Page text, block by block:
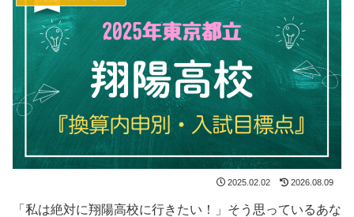
2025.02.02 2026.08.09
「私は絶対に翔陽高校に行きたい！」そう思っているあな